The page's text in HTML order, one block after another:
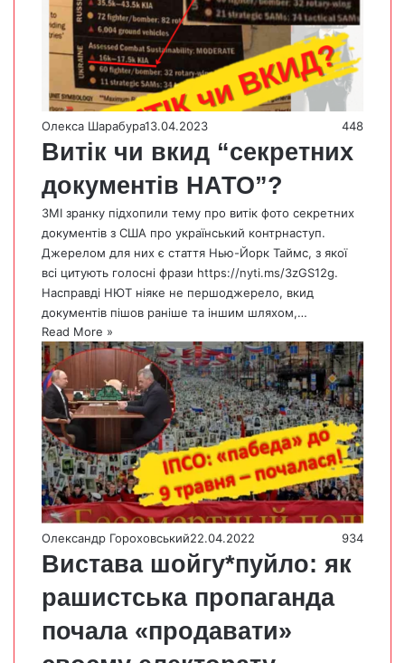
Олекса Шарабура13.04.2023 448
Витік чи вкид “секретних
документів НАТО”?
ЗМІ зранку підхопили тему про витік фото секретних
документів з США про український контрнаступ.
Джерелом для них є стаття Нью-Йорк Таймс, з якої
всі цитують голосні фрази https://nyti.ms/3zGS12g.
Насправді НЮТ ніяке не першоджерело, вкид
документів пішов раніше та іншим шляхом,…
Read More »
Олександр Гороховський22.04.2022 934
Вистава шойгу*пуйло: як
рашистська пропаганда
почала «продавати»